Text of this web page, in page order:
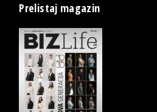
Prelistaj magazin